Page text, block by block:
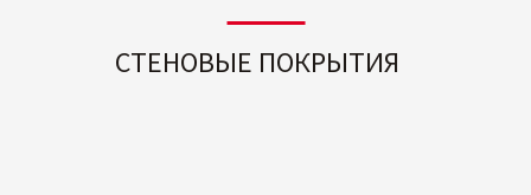
СТЕНОВЫЕ ПОКРЫТИЯ